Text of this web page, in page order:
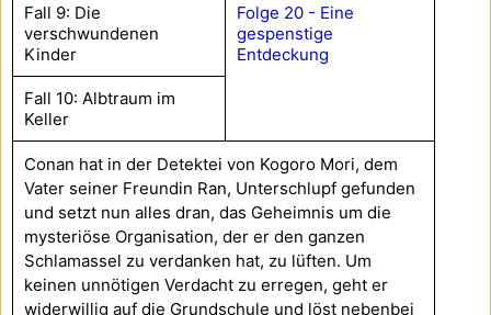
Folge 20 - Eine
gespenstige
Entdeckung
Fall 9: Die
verschwundenen
Kinder
Fall 10: Albtraum im
Keller
Conan hat in der Detektei von Kogoro Mori, dem
Vater seiner Freundin Ran, Unterschlupf gefunden
und setzt nun alles dran, das Geheimnis um die
mysteriöse Organisation, der er den ganzen
Schlamassel zu verdanken hat, zu lüften. Um
keinen unnötigen Verdacht zu erregen, geht er
widerwillig auf die Grundschule und löst nebenbei